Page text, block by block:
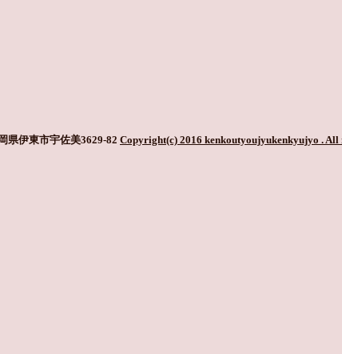
県伊東市宇佐美3629-82 Copyright(c) 2016 kenkoutyoujyukenkyujyo . All